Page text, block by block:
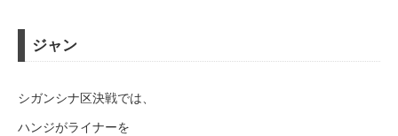
ジャン
シガンシナ区決戦では、
ハンジがライナーを